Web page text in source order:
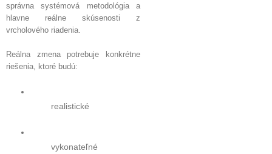
správna systémová metodológia a
hlavne reálne skúsenosti z
vrcholového riadenia.
Reálna zmena potrebuje konkrétne
riešenia, ktoré budú:
realistické
vykonateľné